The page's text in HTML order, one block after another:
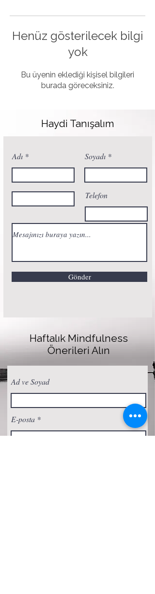
Henüz gösterilecek bilgi
yok
Bu üyenin eklediği kişisel bilgileri
burada göreceksiniz.
Haydi Tanışalım
Adı Soyadı
Telefon
Gönder
Haftalık Mindfulness
Önerileri Alın
Ad ve Soyad
E-posta